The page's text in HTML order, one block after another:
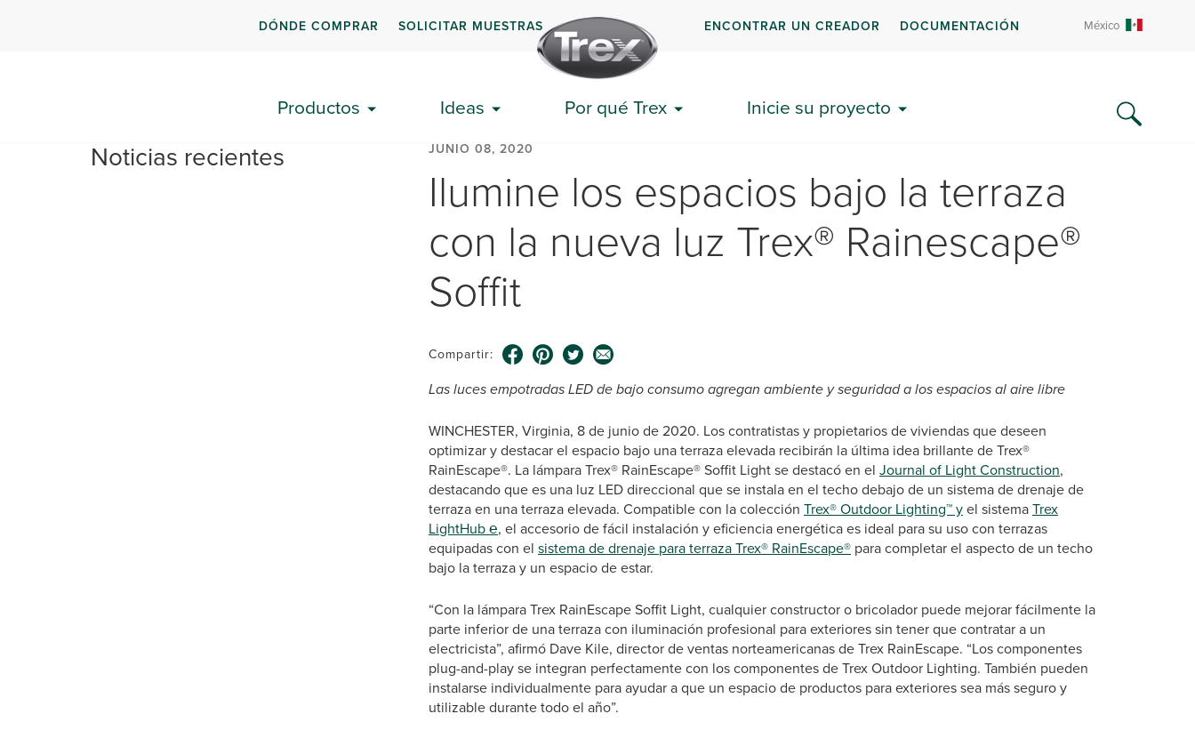
DÓNDE COMPRAR SOLICITAR MUESTRAS ENCONTRAR UN CREADOR DOCUMENTACIÓN México
Productos Ideas Por qué Trex Inicie su proyecto
Noticias recientes JUNIO 08, 2020
Ilumine los espacios bajo la terraza
con la nueva luz Trex® Rainescape®
Soffit
Compartir:
Las luces empotradas LED de bajo consumo agregan ambiente y seguridad a los espacios al aire libre
WINCHESTER, Virginia, 8 de junio de 2020. Los contratistas y propietarios de viviendas que deseen
optimizar y destacar el espacio bajo una terraza elevada recibirán la última idea brillante de Trex®
RainEscape®. La lámpara Trex® RainEscape® Soffit Light se destacó en el Journal of Light Construction,
destacando que es una luz LED direccional que se instala en el techo debajo de un sistema de drenaje de
terraza en una terraza elevada. Compatible con la colección Trex® Outdoor Lighting™ yel sistemaTrex
LightHub ℮, el accesorio de fácil instalación y eficiencia energética es ideal para su uso con terrazas
equipadas con el sistema de drenaje para terraza Trex® RainEscape® para completar el aspecto de un techo
bajo la terraza y un espacio de estar.
“Con la lámpara Trex RainEscape Soffit Light, cualquier constructor o bricolador puede mejorar fácilmente la
parte inferior de una terraza con iluminación profesional para exteriores sin tener que contratar a un
electricista”, afirmó Dave Kile, director de ventas norteamericanas de Trex RainEscape. “Los componentes
plug-and-play se integran perfectamente con los componentes de Trex Outdoor Lighting. También pueden
instalarse individualmente para ayudar a que un espacio de productos para exteriores sea más seguro y
utilizable durante todo el año”.